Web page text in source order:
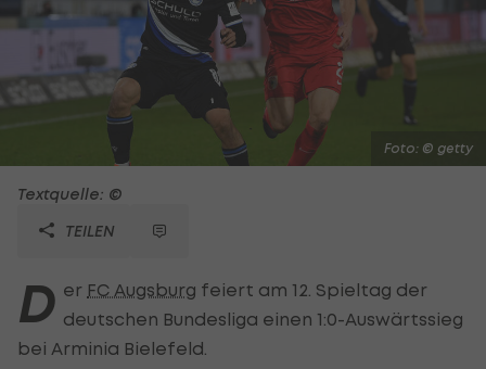
Foto: © getty
Textquelle: ©
TEILEN
D er FC Augsburg feiert am 12. Spieltag der
deutschen Bundesliga einen 1:0-Auswärtssieg
bei Arminia Bielefeld.